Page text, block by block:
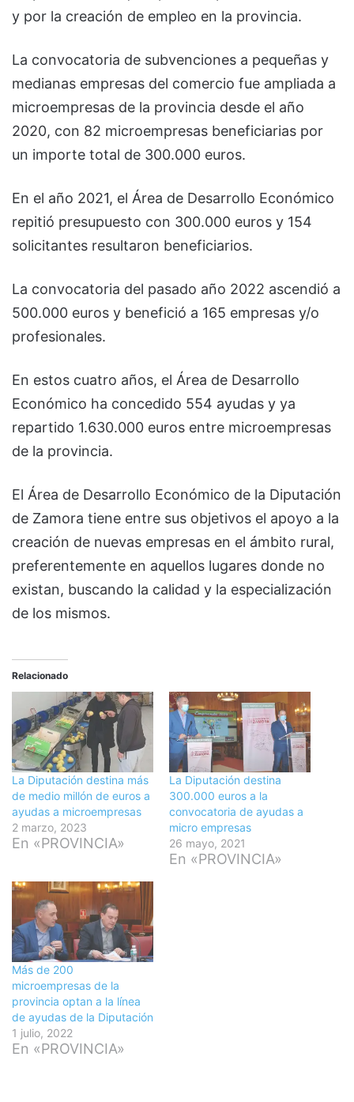
y por la creación de empleo en la provincia.
La convocatoria de subvenciones a pequeñas y
medianas empresas del comercio fue ampliada a
microempresas de la provincia desde el año
2020, con 82 microempresas beneficiarias por
un importe total de 300.000 euros.
En el año 2021, el Área de Desarrollo Económico
repitió presupuesto con 300.000 euros y 154
solicitantes resultaron beneficiarios.
La convocatoria del pasado año 2022 ascendió a
500.000 euros y benefició a 165 empresas y/o
profesionales.
En estos cuatro años, el Área de Desarrollo
Económico ha concedido 554 ayudas y ya
repartido 1.630.000 euros entre microempresas
de la provincia.
El Área de Desarrollo Económico de la Diputación
de Zamora tiene entre sus objetivos el apoyo a la
creación de nuevas empresas en el ámbito rural,
preferentemente en aquellos lugares donde no
existan, buscando la calidad y la especialización
de los mismos.
Relacionado
La Diputación destina más
de medio millón de euros a
ayudas a microempresas
2 marzo, 2023
En «PROVINCIA»
La Diputación destina
300.000 euros a la
convocatoria de ayudas a
micro empresas
26 mayo, 2021
En «PROVINCIA»
Más de 200
microempresas de la
provincia optan a la línea
de ayudas de la Diputación
1 julio, 2022
En «PROVINCIA»